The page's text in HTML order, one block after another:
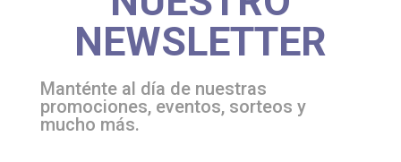
NEWSLETTER
Manténte al día de nuestras
promociones, eventos, sorteos y
mucho más.